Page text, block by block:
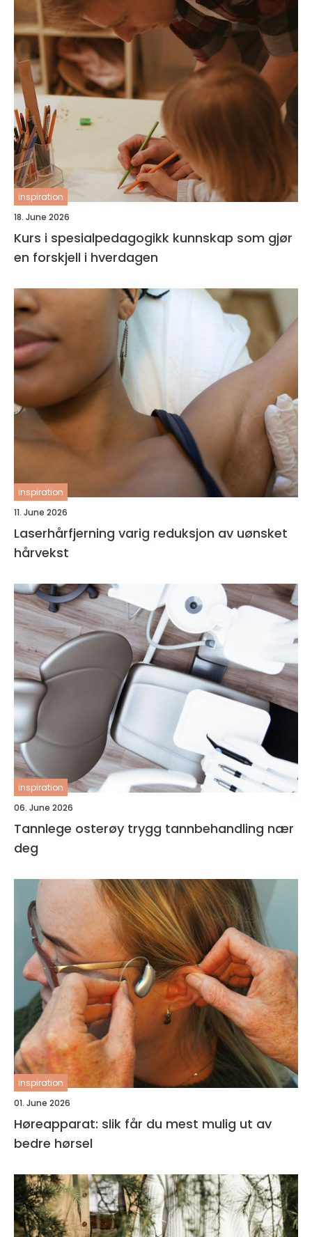
inspiration
18. June 2026
Kurs i spesialpedagogikk kunnskap som gjør
en forskjell i hverdagen
inspiration
11. June 2026
Laserhårfjerning varig reduksjon av uønsket
hårvekst
inspiration
06. June 2026
Tannlege osterøy trygg tannbehandling nær
deg
inspiration
01. June 2026
Høreapparat: slik får du mest mulig ut av
bedre hørsel